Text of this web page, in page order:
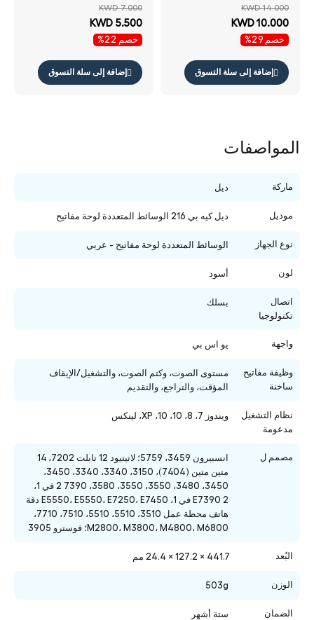
جيجاهرتز / لاسلكي / أسود /
لوحة مفاتيح و ماوس حزمة
KWD 14.000
KWD 10.000
خصم 29%
إضافة إلى سلة التسوق
لوحة مفاتيح ماوس كومبو
KWD 7.000
KWD 5.500
خصم 22%
إضافة إلى سلة التسوق
المواصفات
ماركة ديل
موديل ديل كيه بي 216 الوسائط المتعددة لوحة مفاتيح
نوع الجهاز الوسائط المتعددة لوحة مفاتيح - عربي
لون أسود
اتصال
تكنولوجيا
بسلك
واجهة يو اس بي
وظيفة مفاتيح
ساخنة
مستوى الصوت، وكتم الصوت، والتشغيل/الإيقاف
المؤقت، والتراجع، والتقديم
نظام التشغيل
مدعومة
ويندوز 7، 8، 10، 10، XP، لينكس
مصمم ل
انسبيرون 3459، 5759؛ لاتيتيود 12 تابلت 7202، 14
متين متين (7404)، 3150، 3340، 3340، 3450،
3450، 3480، 3550، 3550، 3580، 7390 2 في 1،
E7390 2 في 1، E5550، E5550، E7250، E7450 دقة
هاتف محطة عمل 3510، 5510، 5510، 7510، 7710،
M2800، M3800، M4800، M6800؛ فوسترو 3905
البُعد 441.7 × 127.2 × 24.4 مم
الوزن 503g
الضمان ستة أشهر